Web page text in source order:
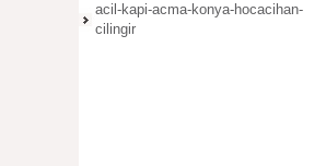
acil-kapi-acma-konya-hocacihan-
cilingir